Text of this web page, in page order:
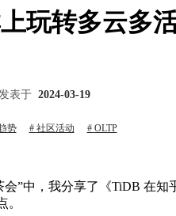
玩转多云多
表于 2024-03-19
势 社区活动 OLTP
会”中，我分享了《TiDB 在
。